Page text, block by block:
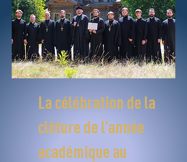
La célébration de la
clôture de l’année
académique au